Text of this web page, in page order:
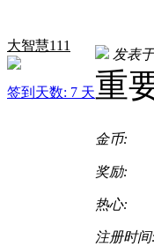
大智慧111
签到天数: 7 天
发表
重
金币:
奖励:
热心:
注册时间: